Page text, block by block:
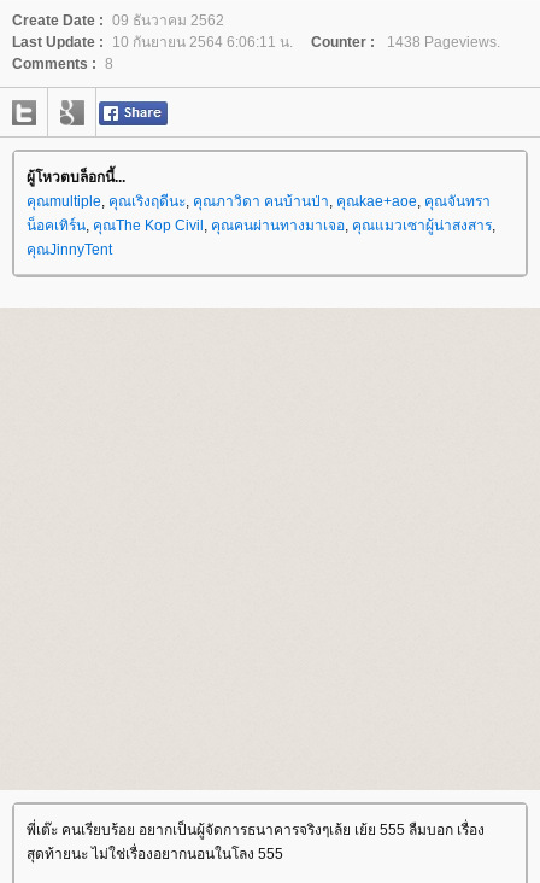
Create Date : 09 ธันวาคม 2562
Last Update :
10 กันยายน 2564 6:06:11 น. Counter :
1438 Pageviews.
Comments : 8
ผู้โหวตบล็อกนี้...
คุณmultiple คุณเริงฤดีนะ คุณภาวิดา คนบ้านป่า คุณkae+aoe คุณจันทรา
น็อคเทิร์น คุณThe Kop Civil คุณคนผ่านทางมาเจอ คุณแมวเซาผู้น่าสงสาร
คุณJinnyTent
พี่เต๊ะ คนเรียบร้อย อยากเป็นผู้จัดการธนาคารจริงๆเล้ย เย้ย 555 ลืมบอก เรื่อง
สุดท้ายนะ ไม่ใช่เรื่องอยากนอนในโลง 555